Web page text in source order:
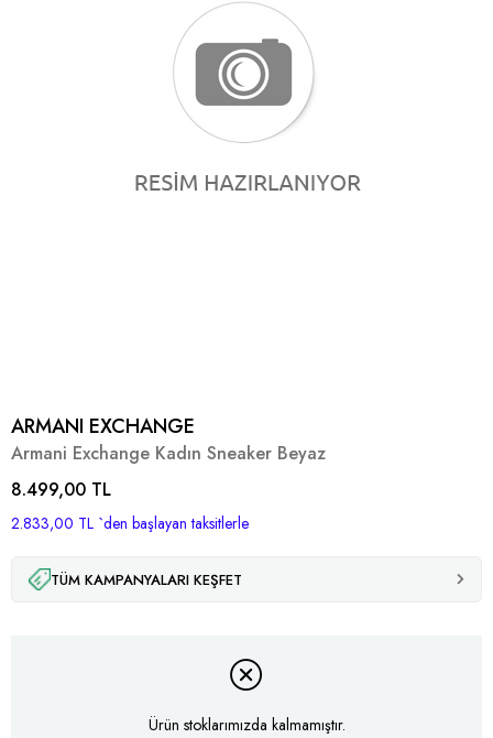
ARMANI EXCHANGE
Armani Exchange Kadın Sneaker Beyaz
8.499,00 TL
2.833,00 TL `den başlayan taksitlerle
TÜM KAMPANYALARI KEŞFET
Ürün stoklarımızda kalmamıştır.